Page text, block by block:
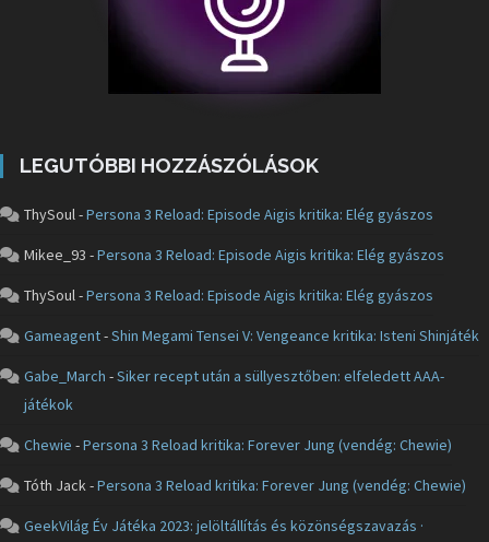
LEGUTÓBBI HOZZÁSZÓLÁSOK
ThySoul-Persona 3 Reload: Episode Aigis kritika: Elég gyászos
Mikee_93 -Persona 3 Reload: Episode Aigis kritika: Elég gyászos
ThySoul-Persona 3 Reload: Episode Aigis kritika: Elég gyászos
Gameagent-Shin Megami Tensei V: Vengeance kritika: Isteni Shinjáték
Gabe_March -Siker recept után a süllyesztőben: elfeledett AAA-
játékok
Chewie -Persona 3 Reload kritika: Forever Jung (vendég: Chewie)
Tóth Jack-Persona 3 Reload kritika: Forever Jung (vendég: Chewie)
GeekVilág Év Játéka 2023: jelöltállítás és közönségszavazás ·